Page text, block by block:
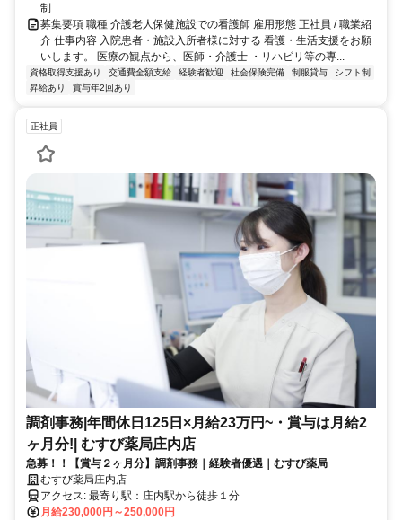
制
募集要項 職種 介護老人保健施設での看護師 雇用形態 正社員 / 職業紹
介 仕事内容 入院患者・施設入所者様に対する 看護・生活支援をお願
いします。 医療の観点から、医師・介護士 ・リハビリ等の専...
資格取得支援あり 交通費全額支給 経験者歓迎 社会保険完備 制服貸与
シフト制
昇給あり
賞与年2回あり
正社員
調剤事務|年間休日125日×月給23万円~・賞与は月給2
ヶ月分!| むすび薬局庄内店
急募！！【賞与２ヶ月分】調剤事務｜経験者優遇｜むすび薬局
むすび薬局庄内店
アクセス: 最寄り駅：庄内駅から徒歩１分
月給230,000円～250,000円